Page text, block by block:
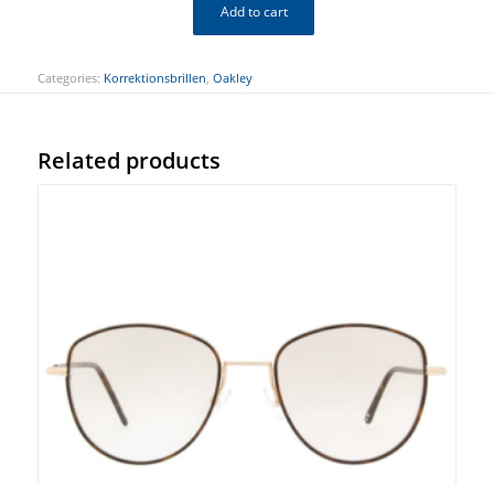
Add to cart
Categories: Korrektionsbrillen, Oakley
Related products